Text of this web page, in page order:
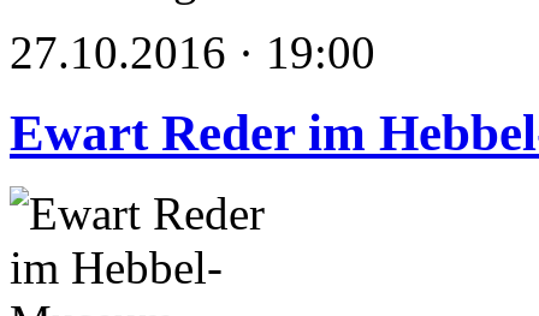
27.10.2016 · 19:00
Ewart Reder im